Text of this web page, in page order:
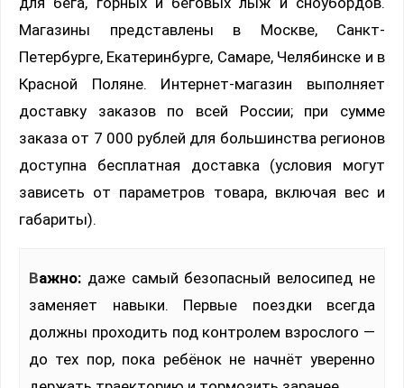
Магазины представлены в Москве, Санкт-
Петербурге, Екатеринбурге, Самаре, Челябинске и в
Красной Поляне. Интернет-магазин выполняет
доставку заказов по всей России; при сумме
заказа от 7 000 рублей для большинства регионов
доступна бесплатная доставка (условия могут
зависеть от параметров товара, включая вес и
габариты).
Важно: даже самый безопасный велосипед не
заменяет навыки. Первые поездки всегда
должны проходить под контролем взрослого —
до тех пор, пока ребёнок не начнёт уверенно